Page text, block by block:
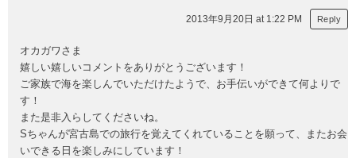
2013年9月20日 at 1:22 PM Reply
オカガワさま
嬉しい嬉しいコメントをありがとうございます！
ご家族で海を楽しんでいただけたようで、お手伝いができて何よりで
す！
また是非入らしてくださいね。
Sちゃんが宮古島での旅行を覚えてくれていることを願って、またお会
いできる日を楽しみにしています！